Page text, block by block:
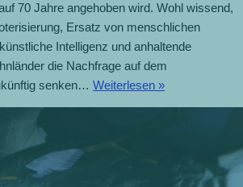
70 Jahre angehoben wird. Wohl wissend,
Ersatz von menschlichen
Intelligenz und anhaltende
die Nachfrage auf dem
senken… Weiterlesen »